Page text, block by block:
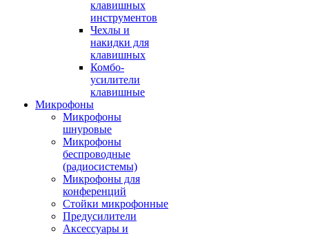
клавишных
инструментов
Чехлы и
накидки для
клавишных
Комбо-
усилители
клавишные
Микрофоны
Микрофоны
шнуровые
Микрофоны
беспроводные
(радиосистемы)
Микрофоны для
конференций
Стойки микрофонные
Предусилители
Аксессуары и